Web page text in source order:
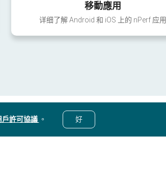
移動應用
详细了解 Android 和 iOS 上的 nPerf 应用
戶許可協議 。 好